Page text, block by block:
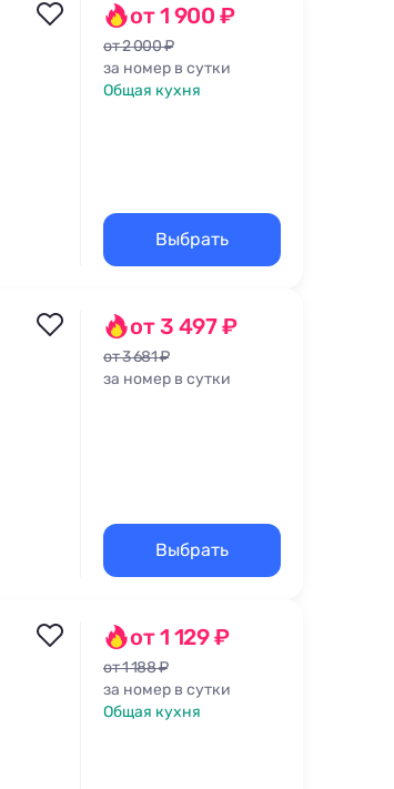
от 1 900 ₽
от 2 000 ₽
за номер в сутки
Общая кухня
Выбрать
от 3 497 ₽
от 3 681 ₽
за номер в сутки
Выбрать
от 1 129 ₽
от 1 188 ₽
за номер в сутки
Общая кухня